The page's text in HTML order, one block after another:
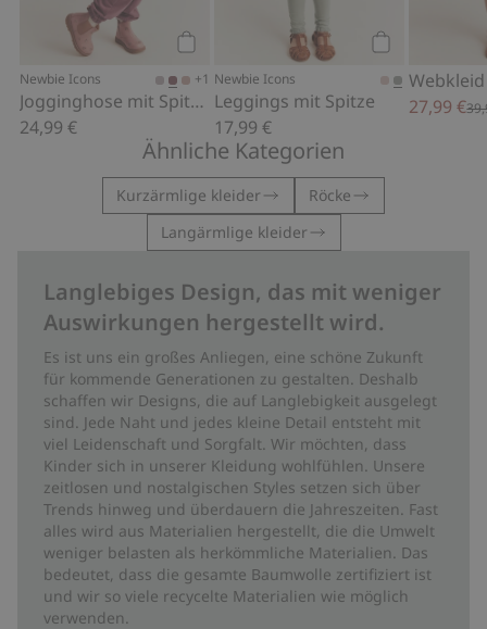
Newbie Icons +1
Jogginghose mit Spitzendetails
24,99 €
Newbie Icons
Leggings mit Spitze
17,99 €
27,99 €
Ähnliche Kategorien
Kurzärmlige kleider
Röcke
Langärmlige kleider
Langlebiges Design, das mit weniger
Auswirkungen hergestellt wird.
Es ist uns ein großes Anliegen, eine schöne Zukunft
für kommende Generationen zu gestalten. Deshalb
schaffen wir Designs, die auf Langlebigkeit ausgelegt
sind. Jede Naht und jedes kleine Detail entsteht mit
viel Leidenschaft und Sorgfalt. Wir möchten, dass
Kinder sich in unserer Kleidung wohlfühlen. Unsere
zeitlosen und nostalgischen Styles setzen sich über
Trends hinweg und überdauern die Jahreszeiten. Fast
alles wird aus Materialien hergestellt, die die Umwelt
weniger belasten als herkömmliche Materialien. Das
bedeutet, dass die gesamte Baumwolle zertifiziert ist
und wir so viele recycelte Materialien wie möglich
verwenden.